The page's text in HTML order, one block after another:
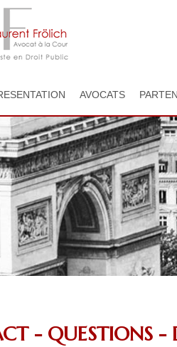
AVOCATS
- QUESTIONS -